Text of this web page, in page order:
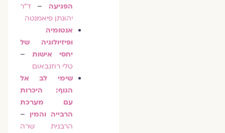
הפגיעה–
ד"ר
יהונתן פיאמנטה
אנטומיה
ופיזיולוגיה של
יחסי אישות–
טלי רוזנבאום
שימי לב אל
הגוף: היכרות
עם מערכת
הרבייה והמין–
הרבנית שרה